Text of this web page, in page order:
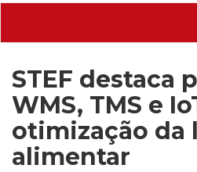
STEF destaca
WMS, TMS e
otimização da
alimentar